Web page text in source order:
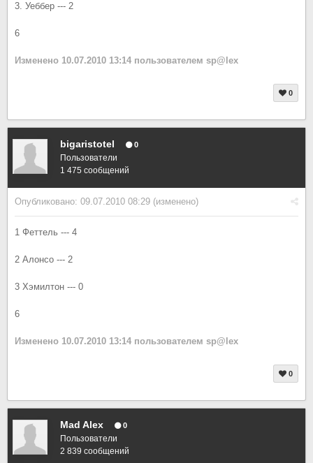
3. Уеббер --- 2
6
Изменено 10.07.2010 13:14 пользователем sp@lex
0
bigaristotel 0
Пользователи
1 475 сообщений
Опубликовано: 09.07.2010 08:29 (изменено)
1 Феттель --- 4
2 Алонсо --- 2
3 Хэмилтон --- 0
6
Изменено 10.07.2010 13:14 пользователем sp@lex
0
Mad Alex 0
Пользователи
2 839 сообщений